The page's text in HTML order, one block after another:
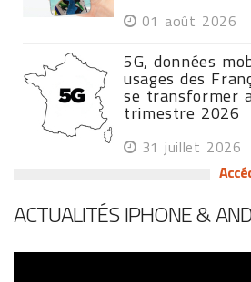
01 août 2026
5G, données
usages des
se transformer
trimestre 2026
31 juillet 2026
ACTUALITÉS IPHONE &